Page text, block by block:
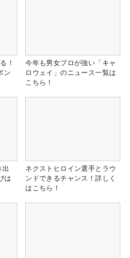
！
ン
今年も男女プロが強い「キャ
ロウェイ」のニュース一覧は
こちら！
出
は
ネクストヒロイン選手とラウ
ンドできるチャンス！詳しく
はこちら！